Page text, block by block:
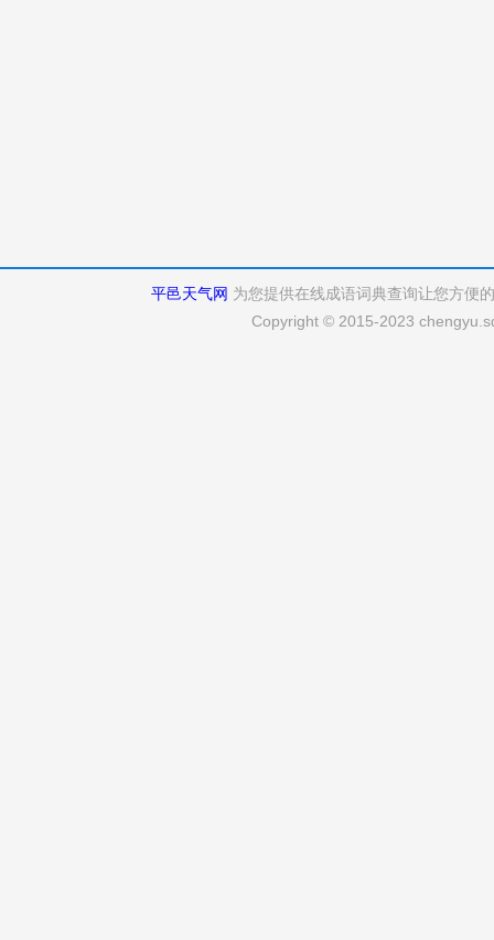
平邑天气网 为您提供在线成语词典查询让您方便
Copyright © 2015-2023